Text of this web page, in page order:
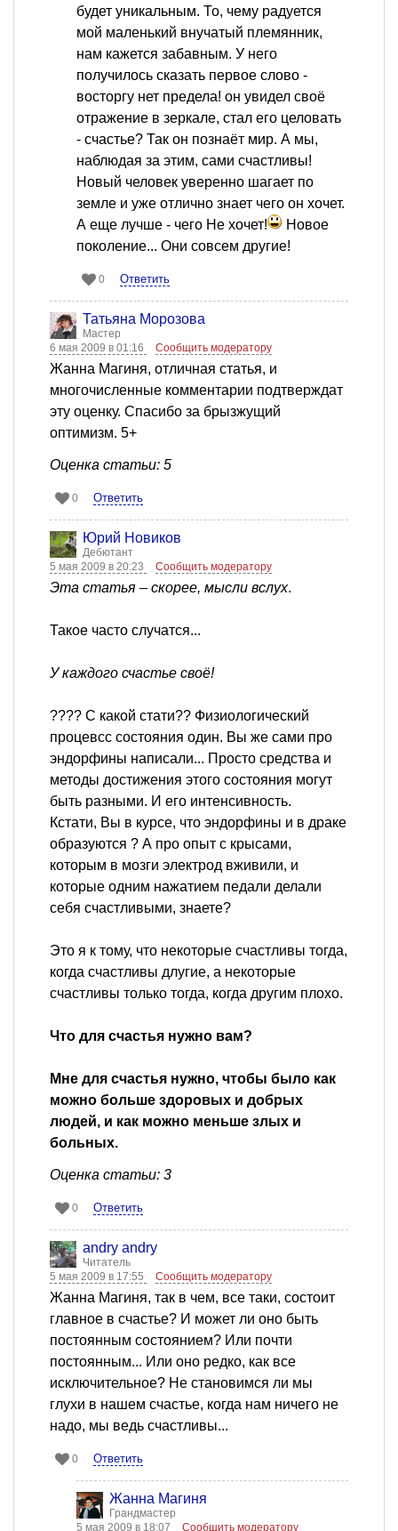
будет уникальным. То, чему радуется
мой маленький внучатый племянник,
нам кажется забавным. У него
получилось сказать первое слово -
восторгу нет предела! он увидел своё
отражение в зеркале, стал его целовать
- счастье? Так он познаёт мир. А мы,
наблюдая за этим, сами счастливы!
Новый человек уверенно шагает по
земле и уже отлично знает чего он хочет.
А еще лучше - чего Не хочет!
Новое
поколение... Они совсем другие!
0 Ответить
Татьяна Морозова
Мастер
6 мая 2009 в 01:16
Сообщить модератору
Жанна Магиня, отличная статья, и
многочисленные комментарии подтверждат
эту оценку. Спасибо за брызжущий
оптимизм. 5+
Оценка статьи: 5
0 Ответить
Юрий Новиков
Дебютант
5 мая 2009 в 20:23
Сообщить модератору
Эта статья – скорее, мысли вслух.
Такое часто случатся...
У каждого счастье своё!
???? С какой стати?? Физиологический
процевсс состояния один. Вы же сами про
эндорфины написали... Просто средства и
методы достижения этого состояния могут
быть разными. И его интенсивность.
Кстати, Вы в курсе, что эндорфины и в драке
образуются ? А про опыт с крысами,
которым в мозги электрод вживили, и
которые одним нажатием педали делали
себя счастливыми, знаете?
Это я к тому, что некоторые счастливы тогда,
когда счастливы длугие, а некоторые
счастливы только тогда, когда другим плохо.
Что для счастья нужно вам?
Мне для счастья нужно, чтобы было как
можно больше здоровых и добрых
людей, и как можно меньше злых и
больных.
Оценка статьи: 3
0 Ответить
andry andry
Читатель
5 мая 2009 в 17:55
Сообщить модератору
Жанна Магиня, так в чем, все таки, состоит
главное в счастье? И может ли оно быть
постоянным состоянием? Или почти
постоянным... Или оно редко, как все
исключительное? Не становимся ли мы
глухи в нашем счастье, когда нам ничего не
надо, мы ведь счастливы...
0 Ответить
Жанна Магиня
Грандмастер
5 мая 2009 в 18:07
Сообщить модератору